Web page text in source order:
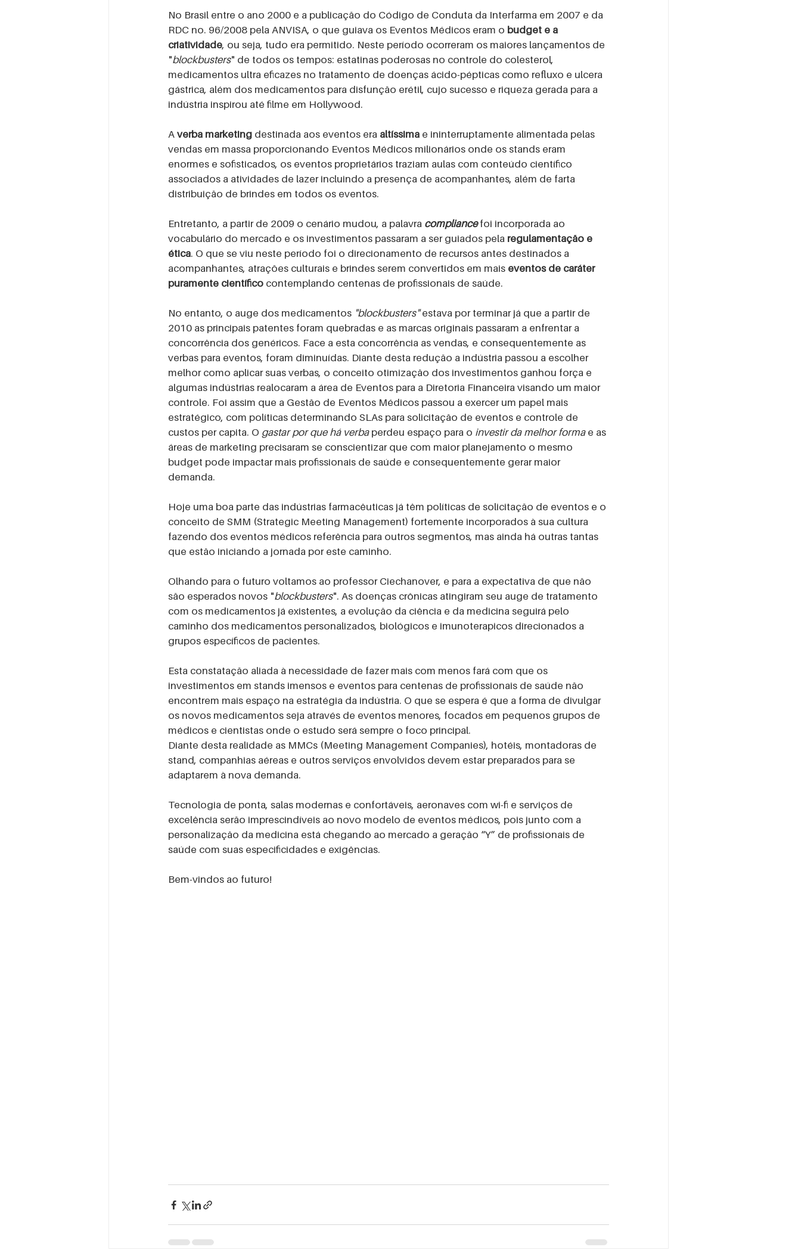
No Brasil entre o ano 2000 e a publicação do Código de Conduta da Interfarma em 2007 e da
RDC no. 96/2008 pela ANVISA, o que guiava os Eventos Médicos eram o budget e a
criatividade, ou seja, tudo era permitido. Neste período ocorreram os maiores lançamentos de
"blockbusters" de todos os tempos: estatinas poderosas no controle do colesterol,
medicamentos ultra eficazes no tratamento de doenças ácido-pépticas como refluxo e ulcera
gástrica, além dos medicamentos para disfunção erétil, cujo sucesso e riqueza gerada para a
indústria inspirou até filme em Hollywood.
A verba marketing destinada aos eventos era altíssima e ininterruptamente alimentada pelas
vendas em massa proporcionando Eventos Médicos milionários onde os stands eram
enormes e sofisticados, os eventos proprietários traziam aulas com conteúdo científico
associados a atividades de lazer incluindo a presença de acompanhantes, além de farta
distribuição de brindes em todos os eventos.
Entretanto, a partir de 2009 o cenário mudou, a palavra compliance foi incorporada ao
vocabulário do mercado e os investimentos passaram a ser guiados pela regulamentação e
ética. O que se viu neste período foi o direcionamento de recursos antes destinados a
acompanhantes, atrações culturais e brindes serem convertidos em mais eventos de caráter
puramente científico contemplando centenas de profissionais de saúde.
No entanto, o auge dos medicamentos "blockbusters" estava por terminar já que a partir de
2010 as principais patentes foram quebradas e as marcas originais passaram a enfrentar a
concorrência dos genéricos. Face a esta concorrência as vendas, e consequentemente as
verbas para eventos, foram diminuídas. Diante desta redução a indústria passou a escolher
melhor como aplicar suas verbas, o conceito otimização dos investimentos ganhou força e
algumas indústrias realocaram a área de Eventos para a Diretoria Financeira visando um maior
controle. Foi assim que a Gestão de Eventos Médicos passou a exercer um papel mais
estratégico, com políticas determinando SLAs para solicitação de eventos e controle de
custos per capita. O gastar por que há verba perdeu espaço para o investir da melhor forma e as
áreas de marketing precisaram se conscientizar que com maior planejamento o mesmo
budget pode impactar mais profissionais de saúde e consequentemente gerar maior
demanda.
Hoje uma boa parte das indústrias farmacêuticas já têm políticas de solicitação de eventos e o
conceito de SMM (Strategic Meeting Management) fortemente incorporados à sua cultura
fazendo dos eventos médicos referência para outros segmentos, mas ainda há outras tantas
que estão iniciando a jornada por este caminho.
Olhando para o futuro voltamos ao professor Ciechanover, e para a expectativa de que não
são esperados novos "blockbusters". As doenças crônicas atingiram seu auge de tratamento
com os medicamentos já existentes, a evolução da ciência e da medicina seguirá pelo
caminho dos medicamentos personalizados, biológicos e imunoterapicos direcionados a
grupos específicos de pacientes.
Esta constatação aliada à necessidade de fazer mais com menos fará com que os
investimentos em stands imensos e eventos para centenas de profissionais de saúde não
encontrem mais espaço na estratégia da indústria. O que se espera é que a forma de divulgar
os novos medicamentos seja através de eventos menores, focados em pequenos grupos de
médicos e cientistas onde o estudo será sempre o foco principal.
Diante desta realidade as MMCs (Meeting Management Companies), hotéis, montadoras de
stand, companhias aéreas e outros serviços envolvidos devem estar preparados para se
adaptarem à nova demanda.
Tecnologia de ponta, salas modernas e confortáveis, aeronaves com wi-fi e serviços de
excelência serão imprescindíveis ao novo modelo de eventos médicos, pois junto com a
personalização da medicina está chegando ao mercado a geração “Y” de profissionais de
saúde com suas especificidades e exigências.
Bem-vindos ao futuro!